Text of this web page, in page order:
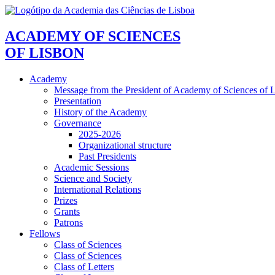
ACADEMY OF SCIENCES
OF LISBON
Academy
Message from the President of Academy of Sciences of
Presentation
History of the Academy
Governance
2025-2026
Organizational structure
Past Presidents
Academic Sessions
Science and Society
International Relations
Prizes
Grants
Patrons
Fellows
Class of Sciences
Class of Sciences
Class of Letters